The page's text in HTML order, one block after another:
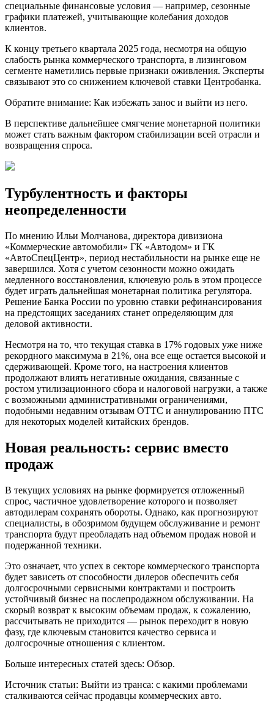
специальные финансовые условия — например, сезонные
графики платежей, учитывающие колебания доходов
клиентов.
К концу третьего квартала 2025 года, несмотря на общую
слабость рынка коммерческого транспорта, в лизинговом
сегменте наметились первые признаки оживления. Эксперты
связывают это со снижением ключевой ставки Центробанка.
Обратите внимание: Как избежать занос и выйти из него.
В перспективе дальнейшее смягчение монетарной политики
может стать важным фактором стабилизации всей отрасли и
возвращения спроса.
Турбулентность и факторы
неопределенности
По мнению Ильи Молчанова, директора дивизиона
«Коммерческие автомобили» ГК «Автодом» и ГК
«АвтоСпецЦентр», период нестабильности на рынке еще не
завершился. Хотя с учетом сезонности можно ожидать
медленного восстановления, ключевую роль в этом процессе
будет играть дальнейшая монетарная политика регулятора.
Решение Банка России по уровню ставки рефинансирования
на предстоящих заседаниях станет определяющим для
деловой активности.
Несмотря на то, что текущая ставка в 17% годовых уже ниже
рекордного максимума в 21%, она все еще остается высокой и
сдерживающей. Кроме того, на настроения клиентов
продолжают влиять негативные ожидания, связанные с
ростом утилизационного сбора и налоговой нагрузки, а также
с возможными административными ограничениями,
подобными недавним отзывам ОТТС и аннулированию ПТС
для некоторых моделей китайских брендов.
Новая реальность: сервис вместо
продаж
В текущих условиях на рынке формируется отложенный
спрос, частичное удовлетворение которого и позволяет
автодилерам сохранять обороты. Однако, как прогнозируют
специалисты, в обозримом будущем обслуживание и ремонт
транспорта будут преобладать над объемом продаж новой и
подержанной техники.
Это означает, что успех в секторе коммерческого транспорта
будет зависеть от способности дилеров обеспечить себя
долгосрочными сервисными контрактами и построить
устойчивый бизнес на послепродажном обслуживании. На
скорый возврат к высоким объемам продаж, к сожалению,
рассчитывать не приходится — рынок переходит в новую
фазу, где ключевым становится качество сервиса и
долгосрочные отношения с клиентом.
Больше интересных статей здесь: Обзор.
Источник статьи: Выйти из транса: с какими проблемами
сталкиваются сейчас продавцы коммерческих авто.